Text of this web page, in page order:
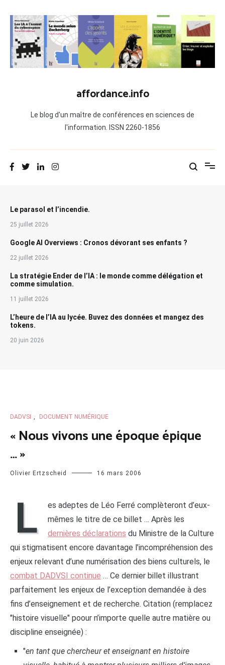
contenu
affordance.info
Le blog d'un maître de conférences en sciences de
l'information. ISSN 2260-1856
Le parasol et l’incendie.
25 juillet 2026
Google AI Overviews : Cronos dévorant ses enfants ?
22 juillet 2026
La stratégie Ender de l’IA : le monde comme délégation et
comme simulation.
11 juillet 2026
L’heure de l’IA au lycée. Buvez des données et mangez des
tokens.
20 juin 2026
DADVSI DOCUMENT NUMÉRIQUE
« Nous vivons une époque épique
… »
Olivier Ertzscheid 16 mars 2006
L
es adeptes de Léo Ferré complèteront d’eux-
mêmes le titre de ce billet … Après les
dernières déclarations du Ministre de la Culture
qui stigmatisent encore davantage l’incompréhension des
enjeux relevant d’une numérisation des biens culturels, le
combat DADVSI continue … Ce dernier billet illustrant
parfaitement les enjeux de l’exception demandée à des
fins d’enseignement et de recherche. Citation (remplacez
"histoire visuelle" poour n’importe quelle autre matière ou
discipline enseignée) :
"en tant que chercheur et enseignant en histoire